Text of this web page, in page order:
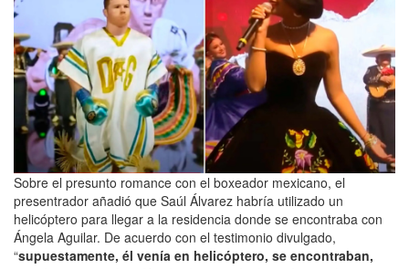
Sobre el presunto romance con el boxeador mexicano, el
presentrador añadió que Saúl Álvarez habría utilizado un
helicóptero para llegar a la residencia donde se encontraba con
Ángela Aguilar. De acuerdo con el testimonio divulgado,
“supuestamente, él venía en helicóptero, se encontraban,